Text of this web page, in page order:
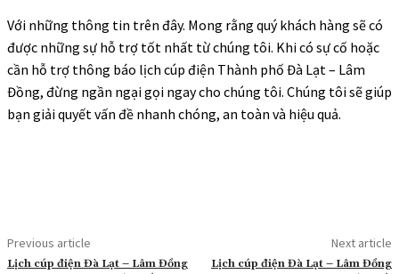
Với những thông tin trên đây. Mong rằng quý khách hàng sẽ có
được những sự hỗ trợ tốt nhất từ chúng tôi. Khi có sự cố hoặc
cần hỗ trợ thông báo lịch cúp điện Thành phố Đà Lạt – Lâm
Đồng, đừng ngần ngại gọi ngay cho chúng tôi. Chúng tôi sẽ giúp
bạn giải quyết vấn đề nhanh chóng, an toàn và hiệu quả.
Previous article
Lịch cúp điện Đà Lạt – Lâm Đồng
Next article
Lịch cúp điện Đà Lạt – Lâm Đồng